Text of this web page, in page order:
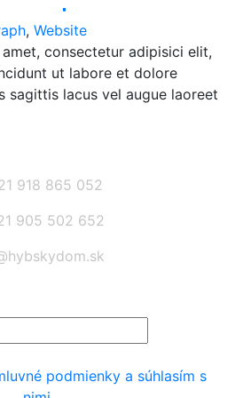
, Website
consectetur adipisici elit,
ut labore et dolore
sagittis lacus vel augue laoreet
918 865 052
905 502 652
podmienky a súhlasím s